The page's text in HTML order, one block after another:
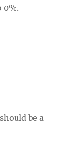
0%.
be a